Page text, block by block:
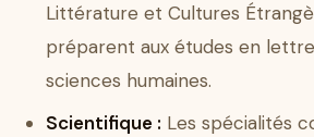
Littérature et Cultures
préparent aux études en
sciences humaines.
Scientifique : Les spécialités